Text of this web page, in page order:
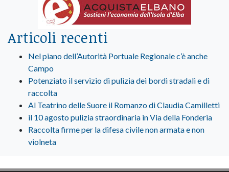
Articoli recenti
Nel piano dell’Autorità Portuale Regionale c’è anche
Campo
Potenziato il servizio di pulizia dei bordi stradali e di
raccolta
Al Teatrino delle Suore il Romanzo di Claudia Camilletti
il 10 agosto pulizia straordinaria in Via della Fonderia
Raccolta firme per la difesa civile non armata e non
violneta